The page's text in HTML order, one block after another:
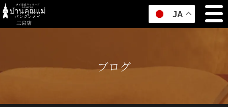
三宮店
ブログ
JA